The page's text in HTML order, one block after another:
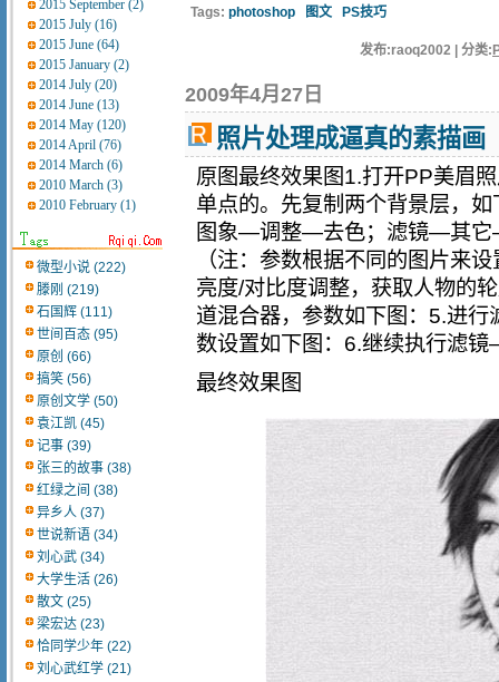
2015 September (2)
2015 July (16)
2015 June (64)
2015 January (2)
2014 July (20)
2014 June (13)
2014 May (120)
2014 April (76)
2014 March (6)
2010 March (3)
2010 February (1)
微型小说 (222)
滕刚 (219)
石国辉 (111)
世间百态 (95)
原创 (66)
搞笑 (56)
原创文学 (50)
袁江凯 (45)
记事 (39)
张三的故事 (38)
红绿之间 (38)
异乡人 (37)
世说新语 (34)
刘心武 (34)
大学生活 (26)
散文 (25)
梁宏达 (23)
恰同学少年 (22)
刘心武红学 (21)
Tags: photoshop 图文 PS技巧
发布:raoq2002 | 分类:
2009年4月27日
照片处理成逼真的素描画
原图最终效果图1.打开PP美眉
单点的。先复制两个背景层，
图象—调整—去色；滤镜—其它
（注：参数根据不同的图片来
亮度/对比度调整，获取人物的
道混合器，参数如下图：5.进
数设置如下图：6.继续执行滤
最终效果图